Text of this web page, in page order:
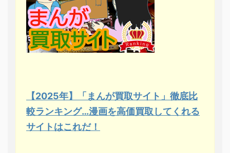
【2025年】「まんが買取サイト」徹底比
較ランキング…漫画を高価買取してくれる
サイトはこれだ！